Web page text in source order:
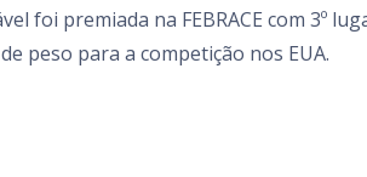
foi premiada na FEBRACE com 3º
peso para a competição nos EUA.